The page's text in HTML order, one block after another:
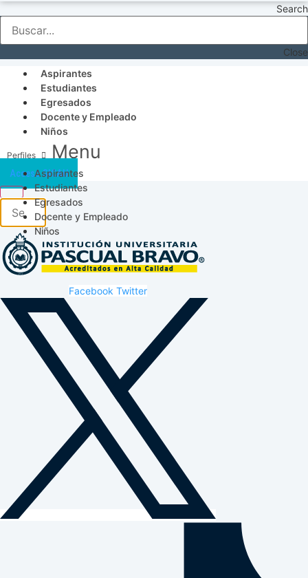
Search
Close
Aspirantes
Estudiantes
Egresados
Docente y Empleado
Niños
Menu
Aspirantes
Estudiantes
Egresados
Docente y Empleado
Niños
Acceso SICAU
Facebook Twitter